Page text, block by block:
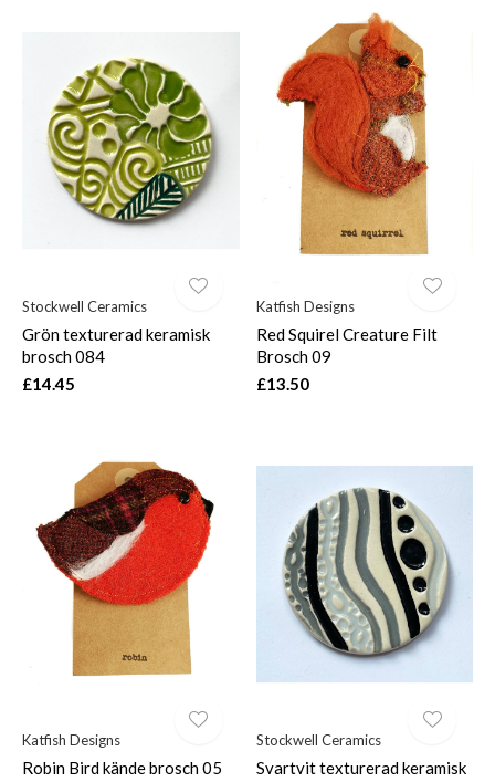
Stockwell Ceramics
Grön texturerad keramisk
brosch 084
£14.45
Katfish Designs
Red Squirel Creature Filt
Brosch 09
£13.50
Katfish Designs
Robin Bird kände brosch 05
Stockwell Ceramics
Svartvit texturerad keramisk